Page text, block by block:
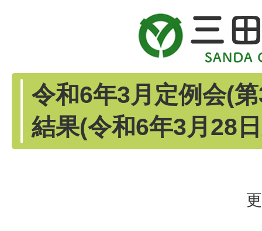
令和6年3月定例会(
結果(令和6年3月28